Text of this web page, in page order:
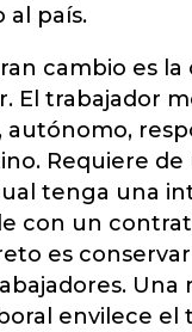
al país.
cambio es
El trabajador
autónomo,
Requiere
tenga una
con un
es
Una
envilece el